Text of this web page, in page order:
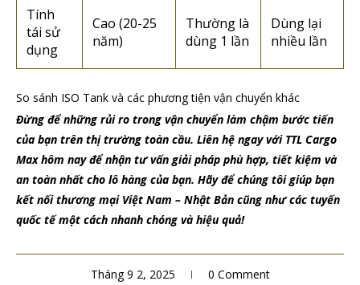
Tính
tái sử
dụng
Cao (20-25
năm)
Thường là
dùng 1 lần
Dùng lại
nhiều lần
So sánh ISO Tank và các phương tiện vận chuyển khác
Đừng để những rủi ro trong vận chuyển làm chậm bước tiến
của bạn trên thị trường toàn cầu. Liên hệ ngay với TTL Cargo
Max hôm nay để nhận tư vấn giải pháp phù hợp, tiết kiệm và
an toàn nhất cho lô hàng của bạn. Hãy để chúng tôi giúp bạn
kết nối thương mại Việt Nam – Nhật Bản cũng như các tuyến
quốc tế một cách nhanh chóng và hiệu quả!
Tháng 9 2, 2025 0 Comment